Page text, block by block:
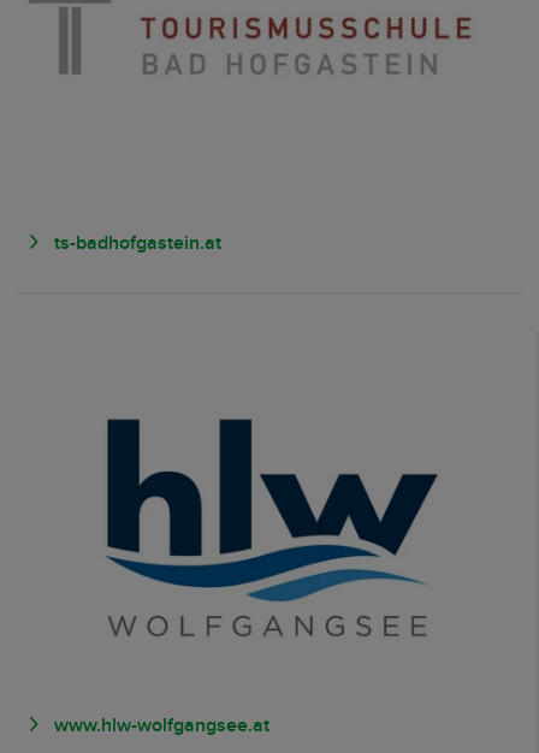
ts-badhofgastein.at
www.hlw-wolfgangsee.at